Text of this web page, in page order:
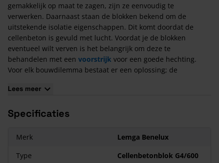
gemakkelijk op maat te zagen, zijn ze eenvoudig te
verwerken. Daarnaast staan de blokken bekend om de
uitstekende isolatie eigenschappen. Dit komt doordat de
cellenbeton is gevuld met lucht. Voordat je de blokken
eventueel wilt verven is het belangrijk om deze te
behandelen met een voorstrijk voor een goede hechting.
Voor elk bouwdilemma bestaat er een oplossing; de
ongekend! Cellenbetonblokken
vraagt relatief weinig energie, er komen geen schadelijke
Cellenbetonblokken G4/600 behoren dan ook tot de
Lees meer
Specificaties
Merk
Lemga Benelux
Type
Cellenbetonblok G4/600